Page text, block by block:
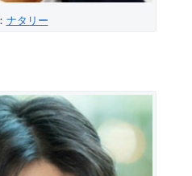
ナタリー